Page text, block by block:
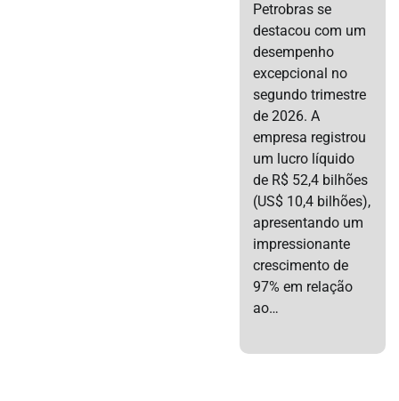
Petrobras se
destacou com um
desempenho
excepcional no
segundo trimestre
de 2026. A
empresa registrou
um lucro líquido
de R$ 52,4 bilhões
(US$ 10,4 bilhões),
apresentando um
impressionante
crescimento de
97% em relação
ao…